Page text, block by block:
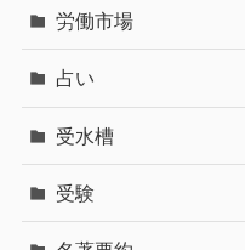
労働市場
占い
受水槽
受験